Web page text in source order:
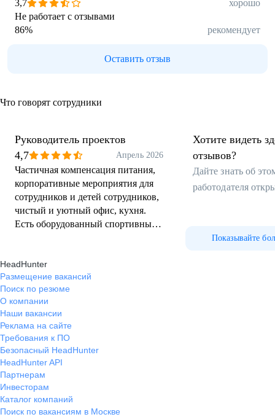
3,7
хорошо
Не работает с отзывами
86% рекомендует
Оставить отзыв
Что говорят сотрудники
Руководитель проектов
4,7
Апрель 2026
Частичная компенсация питания,
корпоративные мероприятия для
сотрудников и детей сотрудников,
чистый и уютный офис, кухня.
Есть оборудованный спортивный
требований трудового
законодательства.
Хотите видеть
отзывов?
Дайте знать об
работодателя
Показывайте
HeadHunter
Размещение вакансий
Поиск по резюме
О компании
Наши вакансии
Реклама на сайте
Требования к ПО
Безопасный HeadHunter
HeadHunter API
Партнерам
Инвесторам
Каталог компаний
Поиск по вакансиям в Москве